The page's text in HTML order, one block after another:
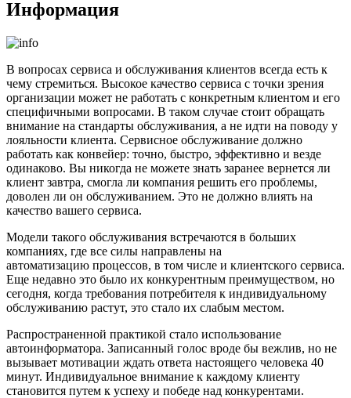
Информация
В вопросах сервиса и обслуживания клиентов всегда есть к
чему стремиться. Высокое качество сервиса с точки зрения
организации может не работать с конкретным клиентом и его
специфичными вопросами. В таком случае стоит обращать
внимание на стандарты обслуживания, а не идти на поводу у
лояльности клиента. Сервисное обслуживание должно
работать как конвейер: точно, быстро, эффективно и везде
одинаково. Вы никогда не можете знать заранее вернется ли
клиент завтра, смогла ли компания решить его проблемы,
доволен ли он обслуживанием. Это не должно влиять на
качество вашего сервиса.
Модели такого обслуживания встречаются в больших
компаниях, где все силы направлены на
автоматизацию процессов, в том числе и клиентского сервиса.
Еще недавно это было их конкурентным преимуществом, но
сегодня, когда требования потребителя к индивидуальному
обслуживанию растут, это стало их слабым местом.
Распространенной практикой стало использование
автоинформатора. Записанный голос вроде бы вежлив, но не
вызывает мотивации ждать ответа настоящего человека 40
минут. Индивидуальное внимание к каждому клиенту
становится путем к успеху и победе над конкурентами.